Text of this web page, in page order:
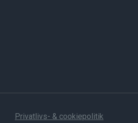
Privatlivs- & cookiepolitik